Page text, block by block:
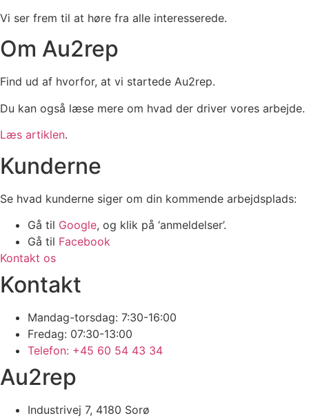
Vi ser frem til at høre fra alle interesserede.
Om Au2rep
Find ud af hvorfor, at vi startede Au2rep.
Du kan også læse mere om hvad der driver vores arbejde.
Læs artiklen.
Kunderne
Se hvad kunderne siger om din kommende arbejdsplads:
Gå til Google, og klik på ‘anmeldelser’.
Gå til Facebook
Kontakt os
Kontakt
Mandag-torsdag: 7:30-16:00
Fredag: 07:30-13:00
Telefon: +45 60 54 43 34
Au2rep
Industrivej 7, 4180 Sorø